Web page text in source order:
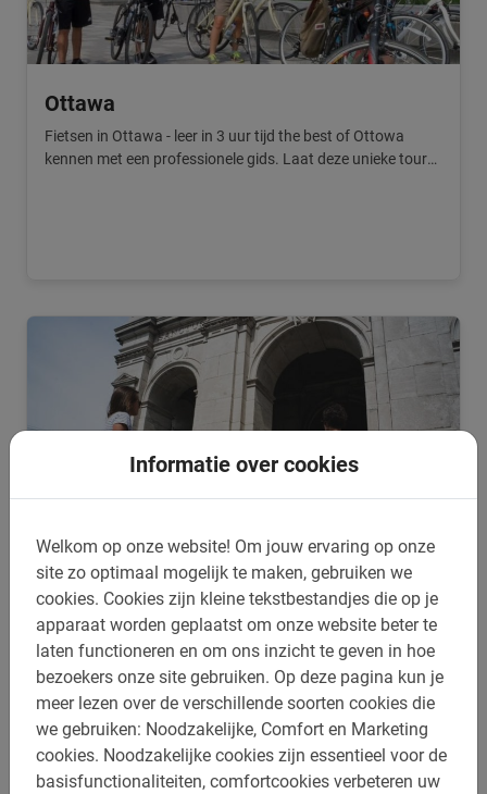
Informatie over cookies
Welkom op onze website! Om jouw ervaring op onze
site zo optimaal mogelijk te maken, gebruiken we
cookies. Cookies zijn kleine tekstbestandjes die op je
apparaat worden geplaatst om onze website beter te
laten functioneren en om ons inzicht te geven in hoe
bezoekers onze site gebruiken. Op deze pagina kun je
meer lezen over de verschillende soorten cookies die
we gebruiken: Noodzakelijke, Comfort en Marketing
cookies. Noodzakelijke cookies zijn essentieel voor de
basisfunctionaliteiten, comfortcookies verbeteren uw
Ottawa
Fietsen in Ottawa - leer in 3 uur tijd the best of Ottowa
kennen met een professionele gids. Laat deze unieke tours
Quebec
Fietsen in Quebec - op de fiets met een local door deze
Canadese Franse stad. Een unieke manier om de stad te
ontdekken.